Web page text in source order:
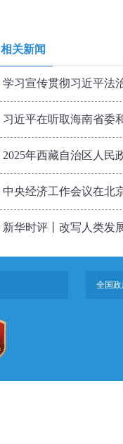
相关新闻
学习宣传贯彻习近平法
习近平在听取海南省委
2025年西藏自治区人民
中央经济工作会议在北
新华时评丨改写人类发
全国